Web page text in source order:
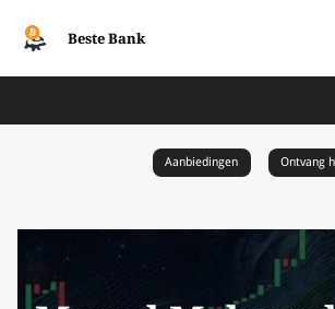
Beste Bank
Aanbiedingen Ontvang